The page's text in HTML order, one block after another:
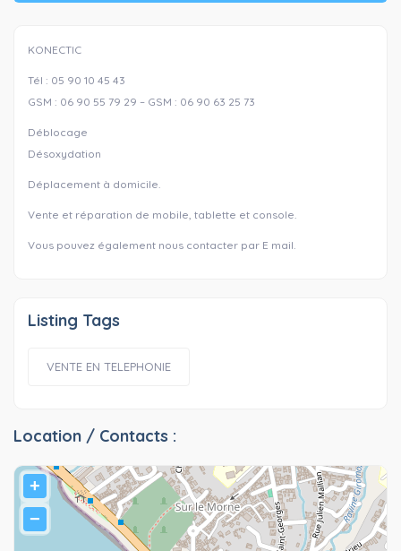
KONECTIC
Tél : 05 90 10 45 43
GSM : 06 90 55 79 29 – GSM : 06 90 63 25 73
Déblocage
Désoxydation
Déplacement à domicile.
Vente et réparation de mobile, tablette et console.
Vous pouvez également nous contacter par E mail.
Listing Tags
VENTE EN TELEPHONIE
Location / Contacts :
+
−